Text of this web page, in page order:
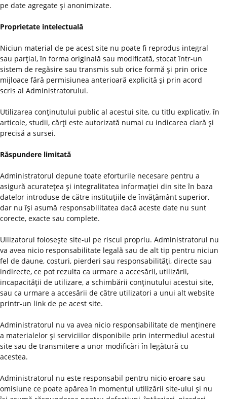
pe date agregate şi anonimizate.
Proprietate intelectuală
Niciun material de pe acest site nu poate fi reprodus integral
sau parţial, în forma originală sau modificată, stocat într-un
sistem de regăsire sau transmis sub orice formă şi prin orice
mijloace fără permisiunea anterioară explicită şi prin acord
scris al Administratorului.
Utilizarea conţinutului public al acestui site, cu titlu explicativ, în
articole, studii, cărţi este autorizată numai cu indicarea clară şi
precisă a sursei.
Răspundere limitată
Administratorul depune toate eforturile necesare pentru a
asigură acurateţea şi integralitatea informaţiei din site în baza
datelor introduse de către instituţiile de învăţământ superior,
dar nu îşi asumă responsabilitatea dacă aceste date nu sunt
corecte, exacte sau complete.
Uilizatorul foloseşte site-ul pe riscul propriu. Administratorul nu
va avea nicio responsabilitate legală sau de alt tip pentru niciun
fel de daune, costuri, pierderi sau responsabilităţi, directe sau
indirecte, ce pot rezulta ca urmare a accesării, utilizării,
incapacităţii de utilizare, a schimbării conţinutului acestui site,
sau ca urmare a accesării de către utilizatori a unui alt website
printr-un link de pe acest site.
Administratorul nu va avea nicio responsabilitate de menţinere
a materialelor şi serviciilor disponibile prin intermediul acestui
site sau de transmitere a unor modificări în legătură cu
acestea.
Administratorul nu este responsabil pentru nicio eroare sau
omisiune ce poate apărea în momentul utilizării site-ului şi nu